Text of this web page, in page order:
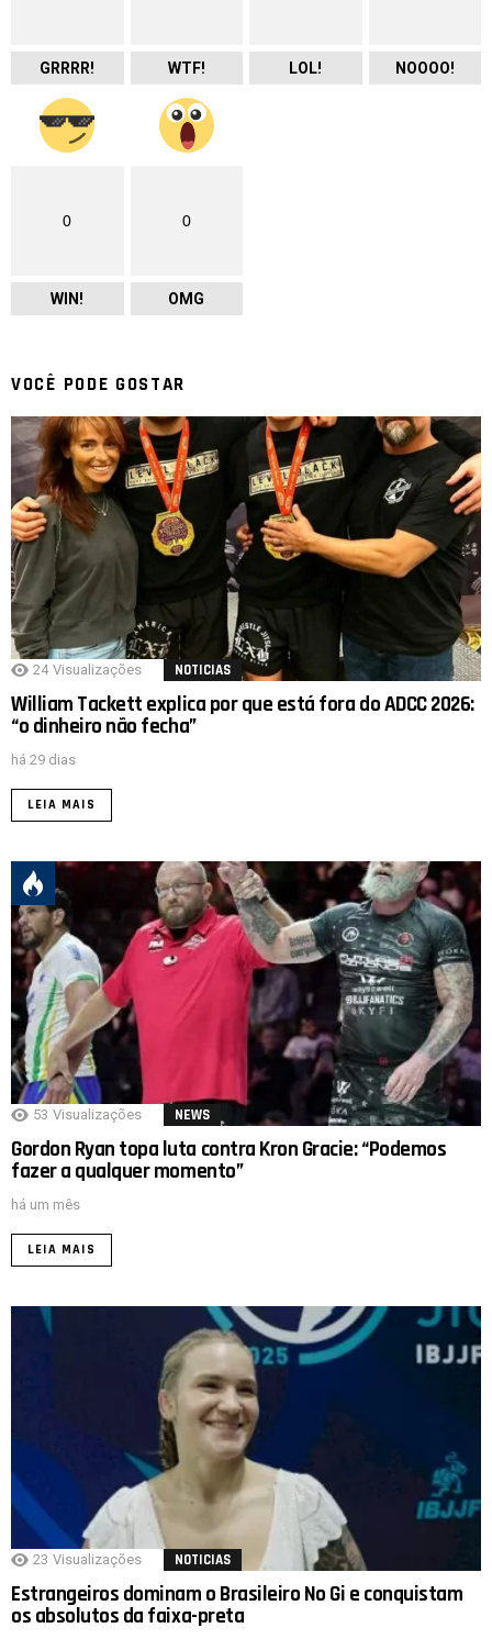
GRRRR! WTF! LOL! NOOOO!
0
WIN!
0
OMG
VOCÊ PODE GOSTAR
24 Visualizações NOTICIAS
William Tackett explica por que está fora do ADCC 2026:
“o dinheiro não fecha”
há 29 dias
LEIA MAIS
53 Visualizações NEWS
Gordon Ryan topa luta contra Kron Gracie: “Podemos
fazer a qualquer momento”
há um mês
LEIA MAIS
23 Visualizações NOTICIAS
Estrangeiros dominam o Brasileiro No Gi e conquistam
os absolutos da faixa-preta